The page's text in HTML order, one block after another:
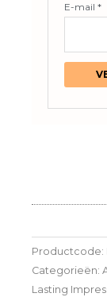
E-mail*
Productcode:
Categorieën:
Lasting